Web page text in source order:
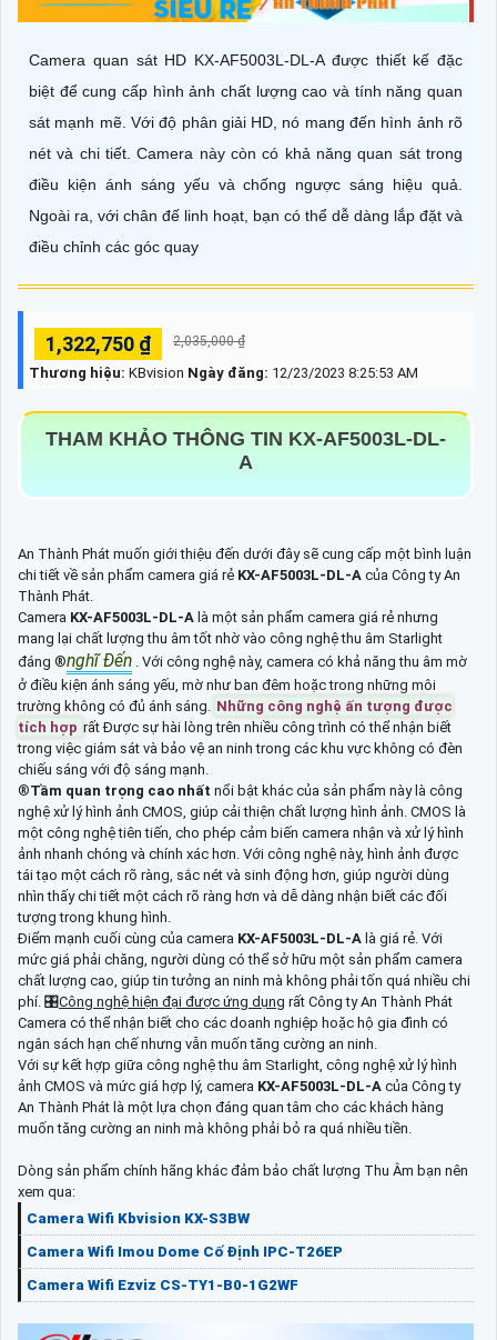
Camera quan sát HD KX-AF5003L-DL-A được thiết kế đặc
biệt để cung cấp hình ảnh chất lượng cao và tính năng quan
sát mạnh mẽ. Với độ phân giải HD, nó mang đến hình ảnh rõ
nét và chi tiết. Camera này còn có khả năng quan sát trong
điều kiện ánh sáng yếu và chống ngược sáng hiệu quả.
Ngoài ra, với chân đế linh hoạt, bạn có thể dễ dàng lắp đặt và
điều chỉnh các góc quay
1,322,750 ₫ 2,035,000 ₫
Thương hiệu: KBvision Ngày đăng: 12/23/2023 8:25:53 AM
THAM KHẢO THÔNG TIN KX-AF5003L-DL-
A
An Thành Phát muốn giới thiệu đến dưới đây sẽ cung cấp một bình luận
chi tiết về sản phẩm camera giá rẻ KX-AF5003L-DL-A của Công ty An
Thành Phát.
Camera KX-AF5003L-DL-A là một sản phẩm camera giá rẻ nhưng
mang lại chất lượng thu âm tốt nhờ vào công nghệ thu âm Starlight
đáng ®️nghĩ Đến . Với công nghệ này, camera có khả năng thu âm mờ
ở điều kiện ánh sáng yếu, mờ như ban đêm hoặc trong những môi
trường không có đủ ánh sáng. Những công nghệ ấn tượng được
tích hợp rất Được sự hài lòng trên nhiều công trình có thể nhận biết
trong việc giám sát và bảo vệ an ninh trong các khu vực không có đèn
chiếu sáng với độ sáng mạnh.
®️Tầm quan trọng cao nhất nổi bật khác của sản phẩm này là công
nghệ xử lý hình ảnh CMOS, giúp cải thiện chất lượng hình ảnh. CMOS là
một công nghệ tiên tiến, cho phép cảm biến camera nhận và xử lý hình
ảnh nhanh chóng và chính xác hơn. Với công nghệ này, hình ảnh được
tái tạo một cách rõ ràng, sắc nét và sinh động hơn, giúp người dùng
nhìn thấy chi tiết một cách rõ ràng hơn và dễ dàng nhận biết các đối
tượng trong khung hình.
Điểm mạnh cuối cùng của camera KX-AF5003L-DL-A là giá rẻ. Với
mức giá phải chăng, người dùng có thể sở hữu một sản phẩm camera
chất lượng cao, giúp tin tưởng an ninh mà không phải tốn quá nhiều chi
phí. 🎛Công nghệ hiện đại được ứng dụng rất Công ty An Thành Phát
Camera có thể nhận biết cho các doanh nghiệp hoặc hộ gia đình có
ngân sách hạn chế nhưng vẫn muốn tăng cường an ninh.
Với sự kết hợp giữa công nghệ thu âm Starlight, công nghệ xử lý hình
ảnh CMOS và mức giá hợp lý, camera KX-AF5003L-DL-A của Công ty
An Thành Phát là một lựa chọn đáng quan tâm cho các khách hàng
muốn tăng cường an ninh mà không phải bỏ ra quá nhiều tiền.
Dòng sản phẩm chính hãng khác đảm bảo chất lượng Thu Âm bạn nên
xem qua:
Camera Wifi Kbvision KX-S3BW
Camera Wifi Imou Dome Cố Định IPC-T26EP
Camera Wifi Ezviz CS-TY1-B0-1G2WF